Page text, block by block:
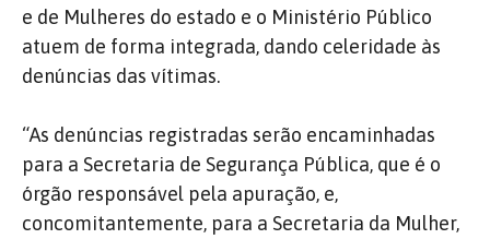
e de Mulheres do estado e o Ministério Público
atuem de forma integrada, dando celeridade às
denúncias das vítimas.
“As denúncias registradas serão encaminhadas
para a Secretaria de Segurança Pública, que é o
órgão responsável pela apuração, e,
concomitantemente, para a Secretaria da Mulher,